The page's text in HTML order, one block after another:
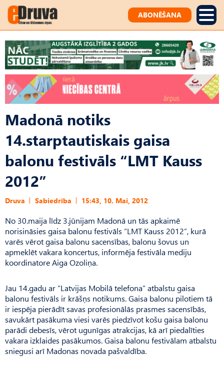
ABONĒŠANA
Madonā notiks
14.starptautiskais gaisa
balonu festivāls “LMT Kauss
2012”
Druva Sabiedrība 15:43, 10. Mai, 2012
No 30.maija līdz 3.jūnijam Madonā un tās apkaimē
norisināsies gaisa balonu festivāls “LMT Kauss 2012”, kurā
varēs vērot gaisa balonu sacensības, balonu šovus un
apmeklēt vakara koncertus, informēja festivāla mediju
koordinatore Aiga Ozoliņa.
Jau 14.gadu ar “Latvijas Mobilā telefona” atbalstu gaisa
balonu festivāls ir krāšņs notikums. Gaisa balonu pilotiem tā
ir iespēja pierādīt savas profesionālās prasmes sacensībās,
savukārt pasākuma viesi varēs piedzīvot košu gaisa balonu
parādi debesīs, vērot ugunīgas atrakcijas, kā arī piedalīties
vakara izklaides pasākumos. Gaisa balonu festivālam atbalstu
sniegusi arī Madonas novada pašvaldība.